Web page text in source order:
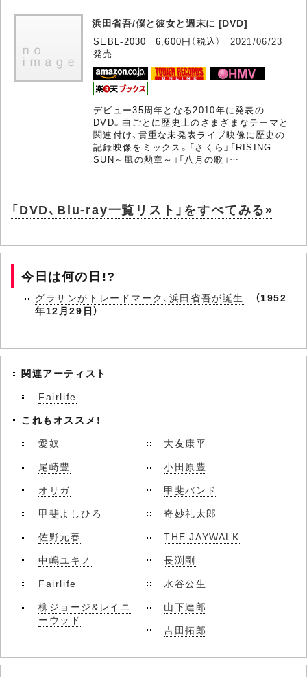
浜田省吾/僕と彼女と週末に [DVD]
SEBL-2030 6,600円（税込） 2021/06/23
発売
デビュー35周年となる2010年に発表の
DVD。曲ごとに歴史上のさまざまなテーマと
関連付け、貴重な未発表ライブ映像に歴史の
記録映像をミックス。「さくら」「RISING
SUN～風の勲章～」「八月の歌」…
「DVD、Blu-ray一覧リスト」をすべてみる»
今日は何の日!?
グラサンがトレードマーク、浜田省吾が誕生
（1952
年12月29日）
関連アーティスト
Fairlife
これもオススメ！
愛奴
大友康平
尾崎豊
小田原豊
オリガ
甲斐バンド
甲斐よしひろ
奇妙礼太郎
佐野元春
THE JAYWALK
中嶋ユキノ
長渕剛
Fairlife
水谷公生
柳ジョージ&レイニ
ーウッド
山下達郎
吉田拓郎